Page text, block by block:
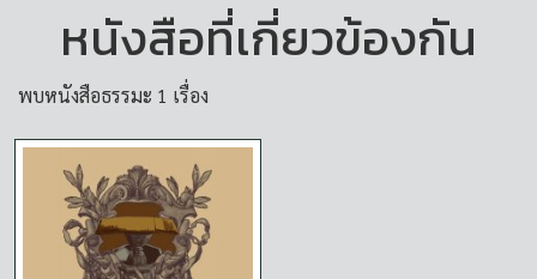
หนังสือที่เกี่ยวข้องกัน
พบหนังสือธรรมะ 1 เรื่อง